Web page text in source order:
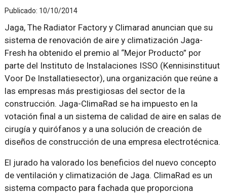
Publicado: 10/10/2014
Jaga, The Radiator Factory y Climarad anuncian que su
sistema de renovación de aire y climatización Jaga-
Fresh ha obtenido el premio al “Mejor Producto” por
parte del Instituto de Instalaciones ISSO (Kennisinstituut
Voor De Installatiesector), una organización que reúne a
las empresas más prestigiosas del sector de la
construcción. Jaga-ClimaRad se ha impuesto en la
votación final a un sistema de calidad de aire en salas de
cirugía y quirófanos y a una solución de creación de
diseños de construcción de una empresa electrotécnica.
El jurado ha valorado los beneficios del nuevo concepto
de ventilación y climatización de Jaga. ClimaRad es un
sistema compacto para fachada que proporciona